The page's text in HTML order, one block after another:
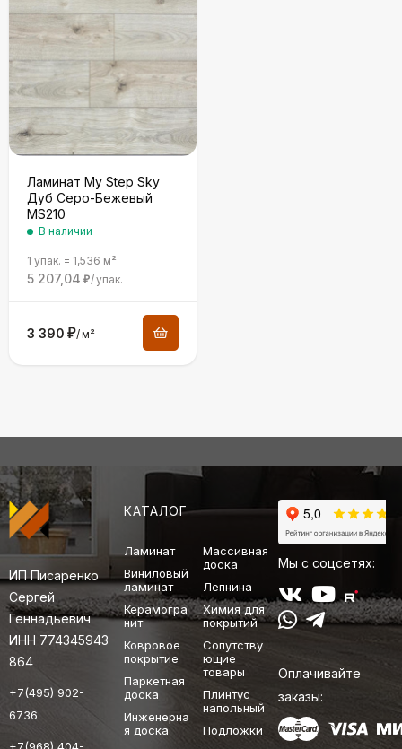
Ламинат My Step Sky
Дуб Серо-Бежевый
MS210
В наличии
1 упак. = 1,536 м²
5 207,04 ₽/упак.
3 390 ₽/м²
ИП Писаренко
Сергей
Геннадьевич
ИНН 774345943
864
+7(495) 902-
6736
КАТАЛОГ
Ламинат
Виниловый
ламинат
Керамогра
нит
Ковровое
покрытие
Паркетная
доска
Инженерна
я доска
Массивная
доска
Лепнина
Химия для
покрытий
Сопутству
ющие
товары
Плинтус
напольный
Подложки
Мы с соцсетях:
Оплачивайте
заказы: